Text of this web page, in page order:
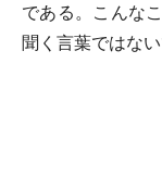
である。こんな
聞く言葉ではな